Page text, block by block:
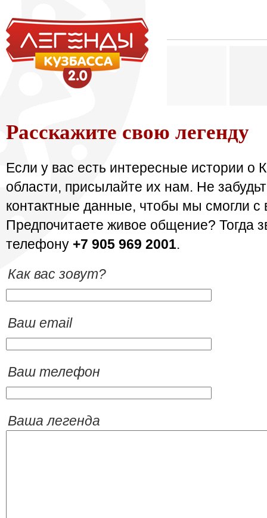
Расскажите свою легенду
Если у вас есть интересные истории о
области, присылайте их нам. Не
контактные данные, чтобы мы смогли с
Предпочитаете живое общение? Тогда
телефону +7 905 969 2001.
Как вас зовут?
Ваш email
Ваш телефон
Ваша легенда